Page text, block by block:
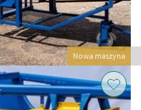
Nowa maszyna